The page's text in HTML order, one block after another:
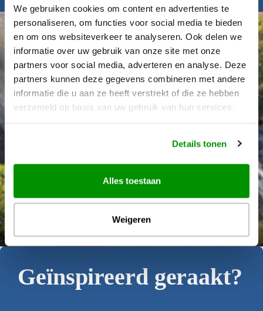
We gebruiken cookies om content en advertenties te
personaliseren, om functies voor social media te bieden
en om ons websiteverkeer te analyseren. Ook delen we
informatie over uw gebruik van onze site met onze
partners voor social media, adverteren en analyse. Deze
partners kunnen deze gegevens combineren met andere
informatie die u aan ze heeft verstrekt of die ze hebben
verzameld op basis van uw gebruik van hun services.
Details tonen
Alles toestaan
Weigeren
Déanne Wetzels
Geïnspireerd geraakt?